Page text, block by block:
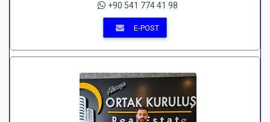
+90 541 774 41 98
E-POST